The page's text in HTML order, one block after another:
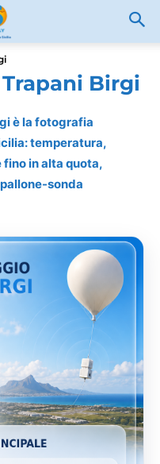
Birgi
è la fotografia
temperatura,
in alta quota,
sonda